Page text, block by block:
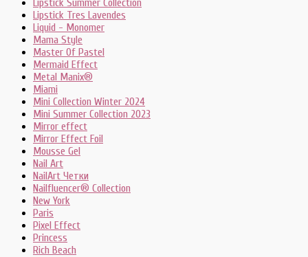
Lipstick Summer Collection
Lipstick Tres Lavendes
Liquid - Monomer
Mama Style
Master Of Pastel
Mermaid Effect
Metal Manix®
Miami
Mini Collection Winter 2024
Mini Summer Collection 2023
Mirror effect
Mirror Effect Foil
Mousse Gel
Nail Art
NailArt Четки
Nailfluencer® Collection
New York
Paris
Pixel Effect
Princess
Rich Beach